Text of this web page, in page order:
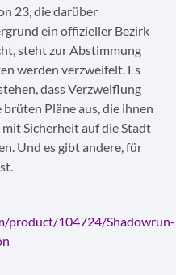
23, die darüber
ein offizieller Bezirk
steht zur Abstimmung
werden verzweifelt. Es
dass Verzweiflung
Pläne aus, die ihnen
mit Sicherheit auf die Stadt
Und es gibt andere, für
product/104724/Shadowrun-